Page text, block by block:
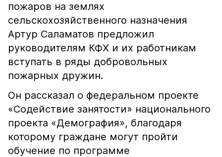
пожаров на землях
сельскохозяйственного назначения
Артур Саламатов предложил
руководителям КФХ и их работникам
вступать в ряды добровольных
пожарных дружин.
Он рассказал о федеральном проекте
«Содействие занятости» национального
проекта «Демография», благодаря
которому граждане могут пройти
обучение по программе